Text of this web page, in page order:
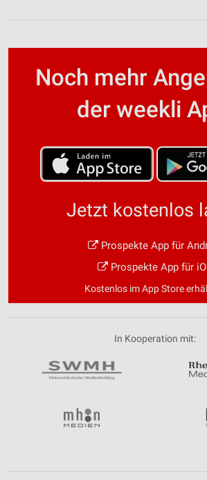
Noch mehr
der weekli
Jetzt kostenlos
Prospekte App für
Prospekte App für
Kostenlos im App Store
In Kooperation mit: